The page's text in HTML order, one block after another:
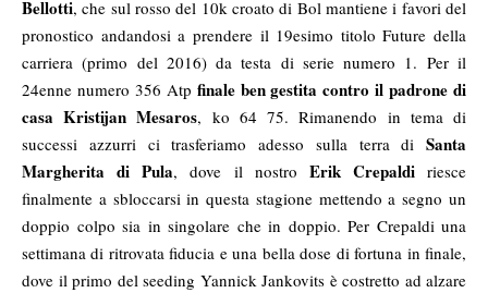
Bellotti, che sul rosso del 10k croato di Bol mantiene i favori del
pronostico andandosi a prendere il 19esimo titolo Future della
carriera (primo del 2016) da testa di serie numero 1. Per il
24enne numero 356 Atp finale ben gestita contro il padrone di
casa Kristijan Mesaros, ko 64 75. Rimanendo in tema di
successi azzurri ci trasferiamo adesso sulla terra di Santa
Margherita di Pula, dove il nostro Erik Crepaldiriesce
finalmente a sbloccarsi in questa stagione mettendo a segno un
doppio colpo sia in singolare che in doppio. Per Crepaldi una
settimana di ritrovata fiducia e una bella dose di fortuna in finale,
dove il primo del seeding Yannick Jankovits è costretto ad alzare